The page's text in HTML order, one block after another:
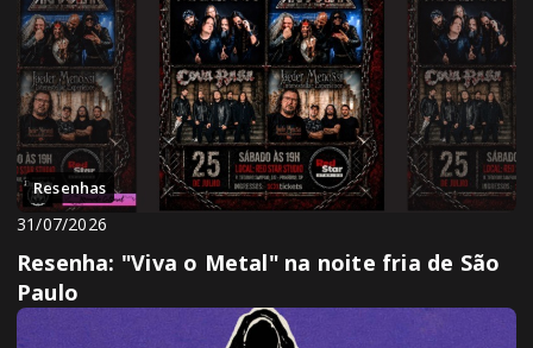
Resenhas
31/07/2026
Resenha: "Viva o Metal" na noite fria de São
Paulo